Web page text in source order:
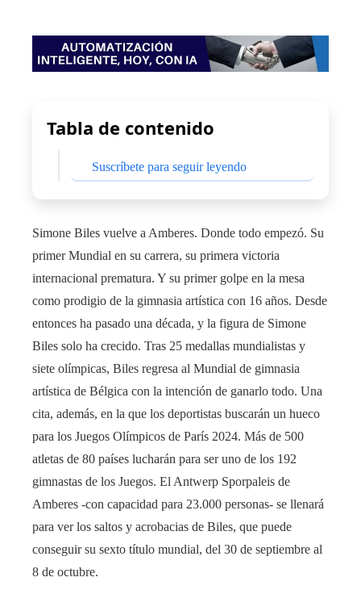
Tabla de contenido
Suscríbete para seguir leyendo
Simone Biles vuelve a Amberes. Donde todo empezó. Su
primer Mundial en su carrera, su primera victoria
internacional prematura. Y su primer golpe en la mesa
como prodigio de la gimnasia artística con 16 años. Desde
entonces ha pasado una década, y la figura de Simone
Biles solo ha crecido. Tras 25 medallas mundialistas y
siete olímpicas, Biles regresa al Mundial de gimnasia
artística de Bélgica con la intención de ganarlo todo. Una
cita, además, en la que los deportistas buscarán un hueco
para los Juegos Olímpicos de París 2024. Más de 500
atletas de 80 países lucharán para ser uno de los 192
gimnastas de los Juegos. El Antwerp Sporpaleis de
Amberes -con capacidad para 23.000 personas- se llenará
para ver los saltos y acrobacias de Biles, que puede
conseguir su sexto título mundial, del 30 de septiembre al
8 de octubre.